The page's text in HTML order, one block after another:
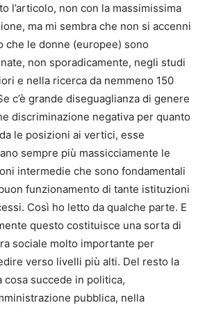
l’articolo, non con la massimissima
ma mi sembra che non si accenni
che le donne (europee) sono
non sporadicamente, negli studi
e nella ricerca da nemmeno 150
c’è grande diseguaglianza di genere
discriminazione negativa per quanto
le posizioni ai vertici, esse
sempre più massicciamente le
intermedie che sono fondamentali
funzionamento di tante istituzioni
Così ho letto da qualche parte. E
questo costituisce una sorta di
sociale molto importante per
verso livelli più alti. Del resto la
cosa succede in politica,
pubblica, nella